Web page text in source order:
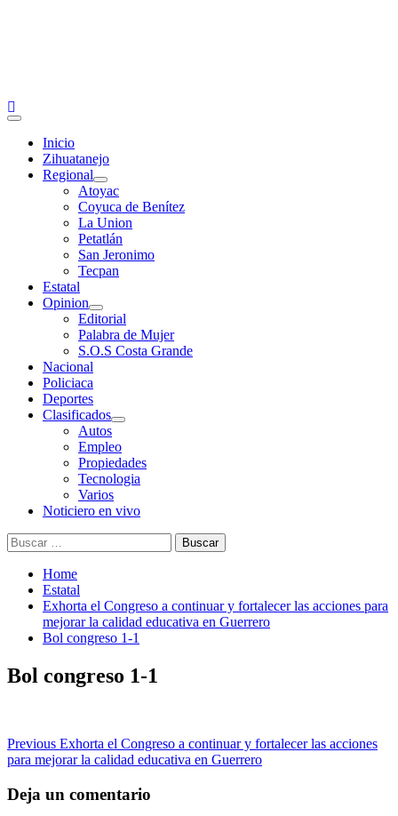
Primary
Inicio
Zihuatanejo
Regional
Atoyac
Coyuca de Benítez
La Union
Petatlán
San Jeronimo
Tecpan
Estatal
Opinion
Editorial
Palabra de Mujer
S.O.S Costa Grande
Nacional
Policiaca
Deportes
Clasificados
Autos
Empleo
Propiedades
Tecnologia
Varios
Noticiero en vivo
Buscar:
Home
Estatal
Exhorta el Congreso a continuar y fortalecer las acciones para
mejorar la calidad educativa en Guerrero
Bol congreso 1-1
Bol congreso 1-1
Post
navigation
Previous Exhorta el Congreso a continuar y fortalecer las acciones
para mejorar la calidad educativa en Guerrero
Deja un comentario